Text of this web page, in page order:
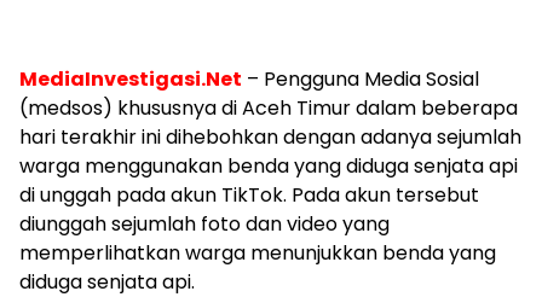
MediaInvestigasi.Net – Pengguna Media Sosial
(medsos) khususnya di Aceh Timur dalam beberapa
hari terakhir ini dihebohkan dengan adanya sejumlah
warga menggunakan benda yang diduga senjata api
di unggah pada akun TikTok. Pada akun tersebut
diunggah sejumlah foto dan video yang
memperlihatkan warga menunjukkan benda yang
diduga senjata api.